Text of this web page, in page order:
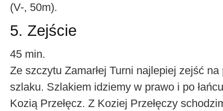
(V-, 50m).
5. Zejście
45 min.
Ze szczytu Zamarłej Turni najlepiej zejść
szlaku. Szlakiem idziemy w prawo i po
Kozią Przełęcz. Z Koziej Przełęczy